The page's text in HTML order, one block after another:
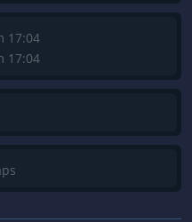
17:04
17:04